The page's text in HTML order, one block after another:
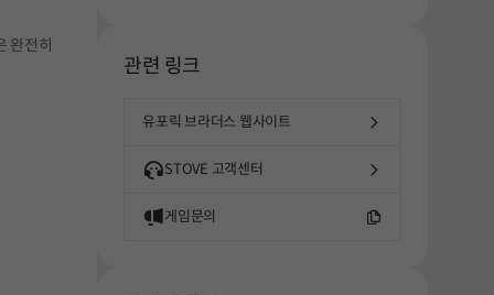
완전히
관련 링크
유포릭 브라더스 웹사이트
STOVE 고객센터
게임문의